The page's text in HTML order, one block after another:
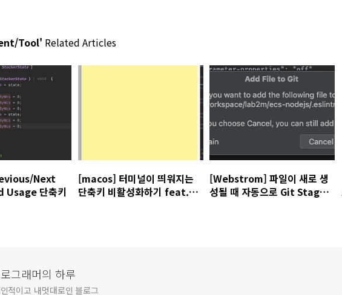
Tool' Related Articles
Next
단축키
[macos] 터미널이 띄워지는
단축키 비활성화하기 feat.
[Webstrom] 파일이 새로 생
성될 때 자동으로 Git Stage
그래머의 하루
적이고 내멋대로인 블로그